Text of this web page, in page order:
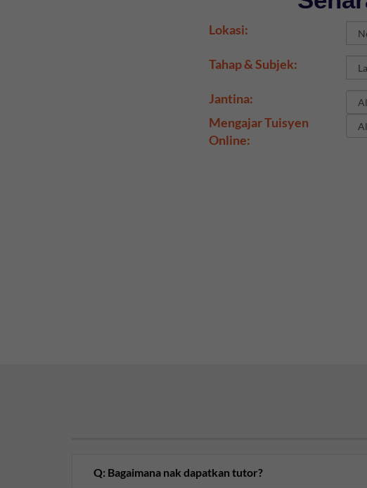
Lokasi:
Tahap & Subjek:
Jantina:
Mengajar Tuisyen
Online:
Q: Bagaimana nak dapatkan tutor?